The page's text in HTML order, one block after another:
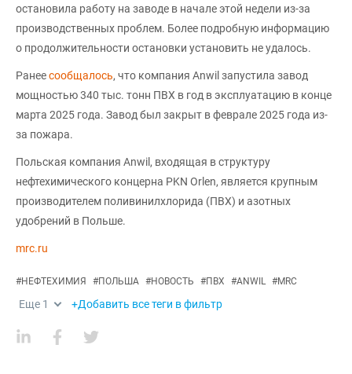
остановила работу на заводе в начале этой недели из-за
производственных проблем. Более подробную информацию
о продолжительности остановки установить не удалось.
Ранеесообщалось, что компания Anwil запустила завод
мощностью 340 тыс. тонн ПВХ в год в эксплуатацию в конце
марта 2025 года. Завод был закрыт в феврале 2025 года из-
за пожара.
Польская компания Anwil, входящая в структуру
нефтехимического концерна PKN Orlen, является крупным
производителем поливинилхлорида (ПВХ) и азотных
удобрений в Польше.
mrc.ru
#НЕФТЕХИМИЯ #ПОЛЬША #НОВОСТЬ #ПВХ #ANWIL #MRC
Еще 1 +Добавить все теги в фильтр